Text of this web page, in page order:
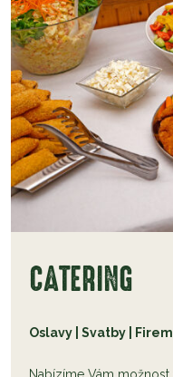
CATERING
Oslavy | Svatby |